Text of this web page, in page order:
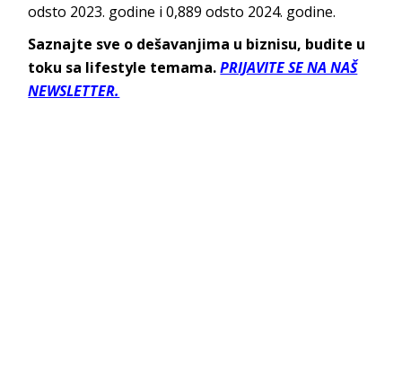
odsto 2023. godine i 0,889 odsto 2024. godine.
Saznajte sve o dešavanjima u biznisu, budite u
toku sa lifestyle temama.PRIJAVITE SE NA NAŠ
NEWSLETTER.